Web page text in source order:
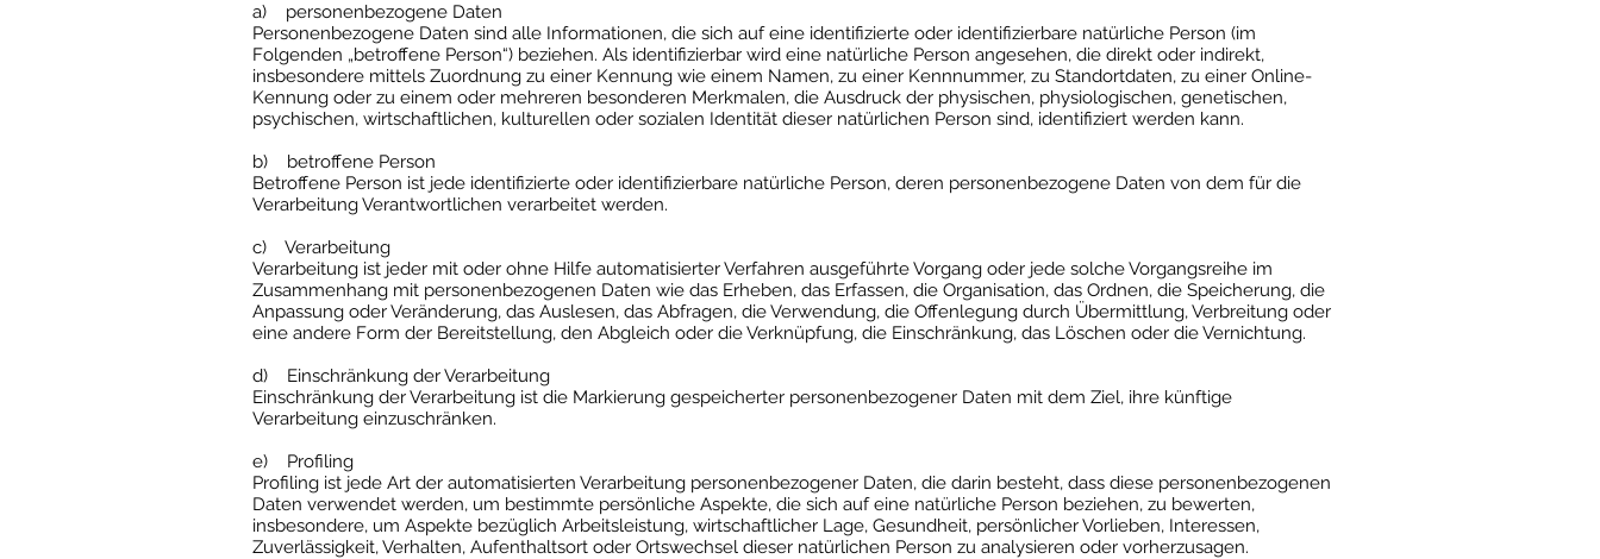
a) personenbezogene Daten
Personenbezogene Daten sind alle Informationen, die sich auf eine identifizierte oder identifizierbare natürliche Person (im
Folgenden „betroffene Person“) beziehen. Als identifizierbar wird eine natürliche Person angesehen, die direkt oder indirekt,
insbesondere mittels Zuordnung zu einer Kennung wie einem Namen, zu einer Kennnummer, zu Standortdaten, zu einer Online-
Kennung oder zu einem oder mehreren besonderen Merkmalen, die Ausdruck der physischen, physiologischen, genetischen,
psychischen, wirtschaftlichen, kulturellen oder sozialen Identität dieser natürlichen Person sind, identifiziert werden kann.
b) betroffene Person
Betroffene Person ist jede identifizierte oder identifizierbare natürliche Person, deren personenbezogene Daten von dem für die
Verarbeitung Verantwortlichen verarbeitet werden.
c) Verarbeitung
Verarbeitung ist jeder mit oder ohne Hilfe automatisierter Verfahren ausgeführte Vorgang oder jede solche Vorgangsreihe im
Zusammenhang mit personenbezogenen Daten wie das Erheben, das Erfassen, die Organisation, das Ordnen, die Speicherung, die
Anpassung oder Veränderung, das Auslesen, das Abfragen, die Verwendung, die Offenlegung durch Übermittlung, Verbreitung oder
eine andere Form der Bereitstellung, den Abgleich oder die Verknüpfung, die Einschränkung, das Löschen oder die Vernichtung.
d) Einschränkung der Verarbeitung
Einschränkung der Verarbeitung ist die Markierung gespeicherter personenbezogener Daten mit dem Ziel, ihre künftige
Verarbeitung einzuschränken.
e) Profiling
Profiling ist jede Art der automatisierten Verarbeitung personenbezogener Daten, die darin besteht, dass diese personenbezogenen
Daten verwendet werden, um bestimmte persönliche Aspekte, die sich auf eine natürliche Person beziehen, zu bewerten,
insbesondere, um Aspekte bezüglich Arbeitsleistung, wirtschaftlicher Lage, Gesundheit, persönlicher Vorlieben, Interessen,
Zuverlässigkeit, Verhalten, Aufenthaltsort oder Ortswechsel dieser natürlichen Person zu analysieren oder vorherzusagen.